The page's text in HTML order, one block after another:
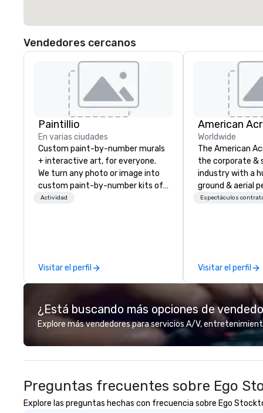
Vendedores cercanos
Paintillio
En varias ciudades
Custom paint-by-number murals
+ interactive art, for everyone.
We turn any photo or image into
custom paint-by-number kits of
any size for your next corporate
hands-on, collaborative art
projects that are accessible to
clients include TED, NFL, Formula
1, Toyota, Johnson & Johnson,
Hilton, Four Seasons, Amazon,
Coca Cola, IKEA, Cirque Du Soleil +
with IMEX, Cvent, IBTM,
Catersource + The Special Event,
BizBash + more!
Actividad
Visitar el perfil
Worldwide
The American
the corporate &
industry with a
ground & aerial
using elite
Espectáculos
Visitar el perfil
¿Está buscando más opciones de
Explore más vendedores para servicios A/V,
Preguntas frecuentes sobre Ego
Explore las preguntas hechas con frecuencia sobre Ego